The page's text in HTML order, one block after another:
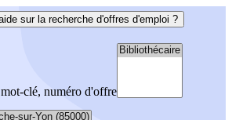
sur la recherche d'offres d'emploi ?
clé, numéro d'offre